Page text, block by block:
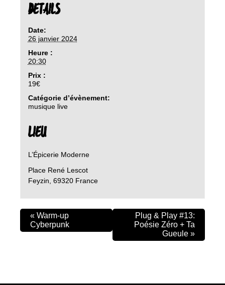
DETAILS
Date:
26 janvier 2024
Heure :
20:30
Prix :
19€
Catégorie d’évènement:
musique live
LIEU
L’Épicerie Moderne
Place René Lescot
Feyzin 69320 France
« Warm-up
Cyberpunk
Plug & Play #13:
Poésie Zéro + Ta
Gueule »